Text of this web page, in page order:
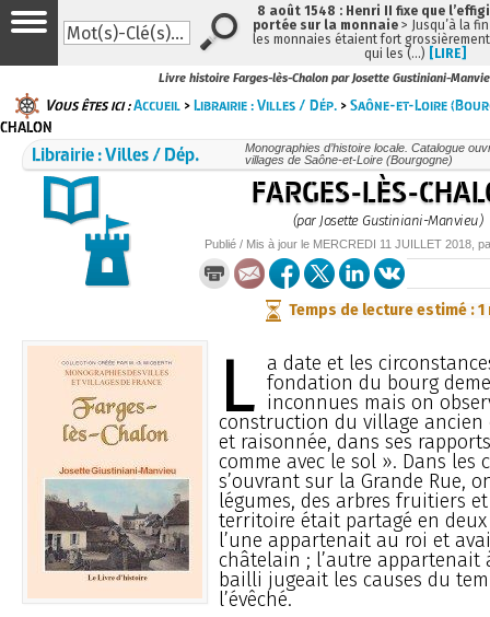
Livre histoire Farges-lès-Chalon par Josette Gustiniani-
Vous êtes ici :Accueil >Librairie : Villes / Dép. >Saône-et-Loire
CHALON
Librairie : Villes / Dép.
Monographies d’histoire locale. Catalogue
villages de Saône-et-Loire (Bourgogne)
FARGES-LÈS-
(par Josette Gustiniani-Manvieu)
Publié / Mis à jour le MERCREDI 11 JUILLET 2018 ,
Temps de lecture estimé : 1
L a date et les
fondation du bourg
inconnues mais on
construction du village
et raisonnée, dans ses
comme avec le sol ». Dans les
s’ouvrant sur la Grande Rue,
légumes, des arbres fruitiers
territoire était partagé en
l’une appartenait au roi et
châtelain ; l’autre appartenait
bailli jugeait les causes du
l’évêché.
8 août 1548 : Henri II fixe que
portée sur la monnaie > Jusqu’à la
les monnaies étaient fort
qui les (…) [LIRE]